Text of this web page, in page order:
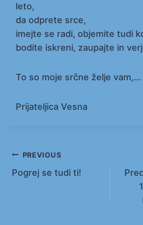
leto,
da odprete srce,
imejte se radi, objemite tudi
bodite iskreni, zaupajte in
To so moje srčne želje vam,…
Prijateljica Vesna
Navigacija
prispevka
PREVIOUS
Pogrej se tudi ti!